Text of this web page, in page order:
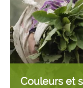
Couleurs et